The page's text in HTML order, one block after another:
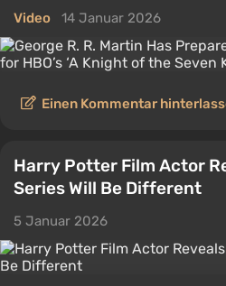
Video 14 Januar 2026
Einen Kommentar
Harry Potter Film Actor
Series Will Be Different
5 Januar 2026